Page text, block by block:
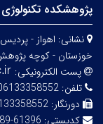
پژوهشکده
نشانی: اهواز -
خوزستان - کوچه
پست الکترونیکی:
تلفن:
دورنگار:
کدپستی: 61396-84689